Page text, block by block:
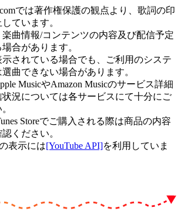
では著作権保護の観点より、歌詞の印
ています。
曲情報/コンテンツの内容及び配信予定
合があります。
されている場合でも、ご利用のシステ
曲できない場合があります。
MusicやAmazon Musicのサービス詳細
況については各サービスにて十分にご
Storeでご購入される際は商品の内容
ください。
表示には[YouTube API]を利用していま